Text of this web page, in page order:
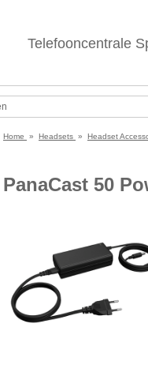
Telefooncentrale
Home » Headsets » Headset
PanaCast 50